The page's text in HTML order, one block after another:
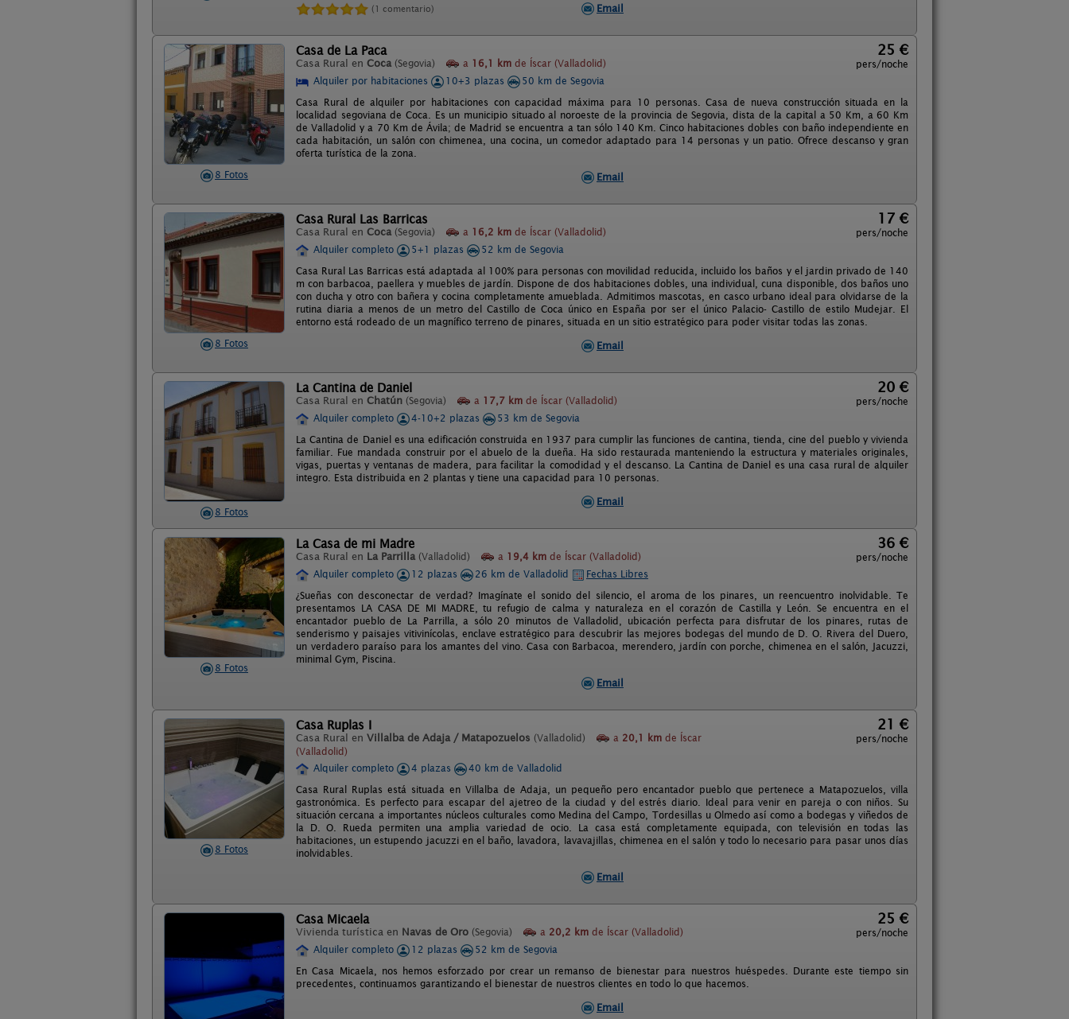
(1 comentario) Email
8 Fotos
Casa de La Paca
Casa Rural en Coca (Segovia) a 16,1 km de Íscar (Valladolid)
25 €
pers/noche
Alquiler por habitaciones
10+3 plazas
50 km de Segovia
Casa Rural de alquiler por habitaciones con capacidad máxima para 10 personas. Casa de nueva construcción situada en la
localidad segoviana de Coca. Es un municipio situado al noroeste de la provincia de Segovia, dista de la capital a 50 Km, a 60 Km
de Valladolid y a 70 Km de Ávila; de Madrid se encuentra a tan sólo 140 Km. Cinco habitaciones dobles con baño independiente en
cada habitación, un salón con chimenea, una cocina, un comedor adaptado para 14 personas y un patio. Ofrece descanso y gran
oferta turística de la zona.
Email
8 Fotos
Casa Rural Las Barricas
Casa Rural en Coca (Segovia) a 16,2 km de Íscar (Valladolid)
17 €
pers/noche
Alquiler completo
5+1 plazas
52 km de Segovia
Casa Rural Las Barricas está adaptada al 100% para personas con movilidad reducida, incluido los baños y el jardin privado de 140
m con barbacoa, paellera y muebles de jardín. Dispone de dos habitaciones dobles, una individual, cuna disponible, dos baños uno
con ducha y otro con bañera y cocina completamente amueblada. Admitimos mascotas, en casco urbano ideal para olvidarse de la
rutina diaria a menos de un metro del Castillo de Coca único en España por ser el único Palacio- Castillo de estilo Mudejar. El
entorno está rodeado de un magnífico terreno de pinares, situada en un sitio estratégico para poder visitar todas las zonas.
Email
8 Fotos
La Cantina de Daniel
Casa Rural en Chatún (Segovia) a 17,7 km de Íscar (Valladolid)
20 €
pers/noche
Alquiler completo
4-10+2 plazas
53 km de Segovia
La Cantina de Daniel es una edificación construida en 1937 para cumplir las funciones de cantina, tienda, cine del pueblo y vivienda
familiar. Fue mandada construir por el abuelo de la dueña. Ha sido restaurada manteniendo la estructura y materiales originales,
vigas, puertas y ventanas de madera, para facilitar la comodidad y el descanso. La Cantina de Daniel es una casa rural de alquiler
integro. Esta distribuida en 2 plantas y tiene una capacidad para 10 personas.
Email
8 Fotos
La Casa de mi Madre
Casa Rural en La Parrilla (Valladolid) a 19,4 km de Íscar (Valladolid)
36 €
pers/noche
Alquiler completo
12 plazas 26 km de Valladolid
Fechas Libres
¿Sueñas con desconectar de verdad? Imagínate el sonido del silencio, el aroma de los pinares, un reencuentro inolvidable. Te
presentamos LA CASA DE MI MADRE, tu refugio de calma y naturaleza en el corazón de Castilla y León. Se encuentra en el
encantador pueblo de La Parrilla, a sólo 20 minutos de Valladolid, ubicación perfecta para disfrutar de los pinares, rutas de
senderismo y paisajes vitivinícolas, enclave estratégico para descubrir las mejores bodegas del mundo de D. O. Rivera del Duero,
un verdadero paraíso para los amantes del vino. Casa con Barbacoa, merendero, jardín con porche, chimenea en el salón, Jacuzzi,
minimal Gym, Piscina.
Email
8 Fotos
Casa Ruplas I
Casa Rural en Villalba de Adaja / Matapozuelos (Valladolid) a 20,1 km de Íscar
(Valladolid)
21 €
pers/noche
Alquiler completo 4 plazas
40 km de Valladolid
Casa Rural Ruplas está situada en Villalba de Adaja, un pequeño pero encantador pueblo que pertenece a Matapozuelos, villa
gastronómica. Es perfecto para escapar del ajetreo de la ciudad y del estrés diario. Ideal para venir en pareja o con niños. Su
situación cercana a importantes núcleos culturales como Medina del Campo, Tordesillas u Olmedo así como a bodegas y viñedos de
la D. O. Rueda permiten una amplia variedad de ocio. La casa está completamente equipada, con televisión en todas las
habitaciones, un estupendo jacuzzi en el baño, lavadora, lavavajillas, chimenea en el salón y todo lo necesario para pasar unos días
inolvidables.
Email
Casa Micaela
Vivienda turística en Navas de Oro (Segovia) a 20,2 km de Íscar (Valladolid)
25 €
pers/noche
Alquiler completo
12 plazas
52 km de Segovia
En Casa Micaela, nos hemos esforzado por crear un remanso de bienestar para nuestros huéspedes. Durante este tiempo sin
precedentes, continuamos garantizando el bienestar de nuestros clientes en todo lo que hacemos.
Email